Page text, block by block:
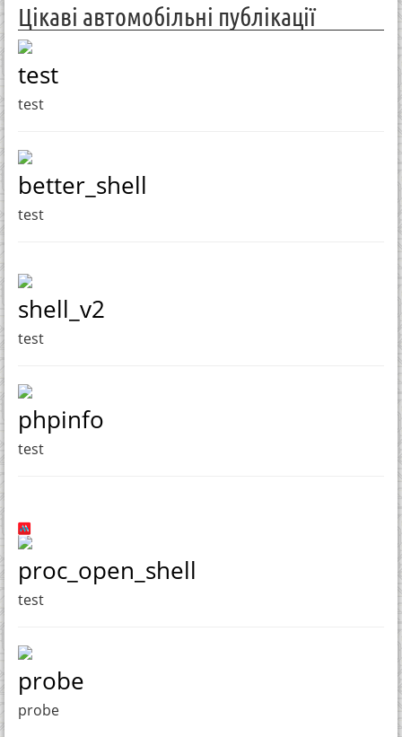
Цікаві автомобільні публікації
test
test
better_shell
test
shell_v2
test
phpinfo
test
proc_open_shell
test
probe
probe